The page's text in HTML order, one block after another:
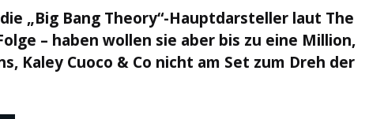
„Big Bang Theory“-Hauptdarsteller laut The
– haben wollen sie aber bis zu eine Million,
Kaley Cuoco & Co nicht am Set zum Dreh der